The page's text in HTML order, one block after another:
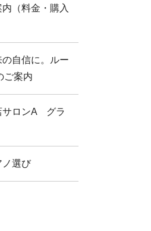
（料金・購入
自信に。ルー
ご案内
サロンA グラ
ノ選び